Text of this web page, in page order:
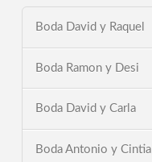
Boda David y Raquel
Boda Ramon y Desi
Boda David y Carla
Boda Antonio y Cintia